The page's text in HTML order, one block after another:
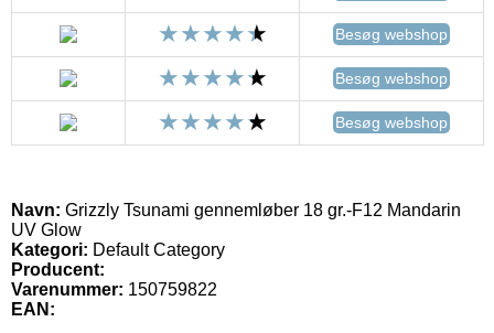
Besøg webshop
Besøg webshop
Besøg webshop
Navn: Grizzly Tsunami gennemløber 18 gr.-F12 Mandarin
UV Glow
Kategori: Default Category
Producent:
Varenummer: 150759822
EAN: